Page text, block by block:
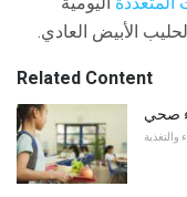
الأبيض العادي.
Related Content
صحي
والتغذية